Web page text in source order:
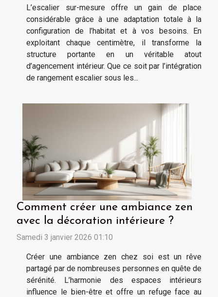
L’escalier sur-mesure offre un gain de place
considérable grâce à une adaptation totale à la
configuration de l’habitat et à vos besoins. En
exploitant chaque centimètre, il transforme la
structure portante en un véritable atout
d’agencement intérieur. Que ce soit par l’intégration
de rangement escalier sous les...
Comment créer une ambiance zen
avec la décoration intérieure ?
Samedi 3 janvier 2026 01:10
Créer une ambiance zen chez soi est un rêve
partagé par de nombreuses personnes en quête de
sérénité. L’harmonie des espaces intérieurs
influence le bien-être et offre un refuge face au